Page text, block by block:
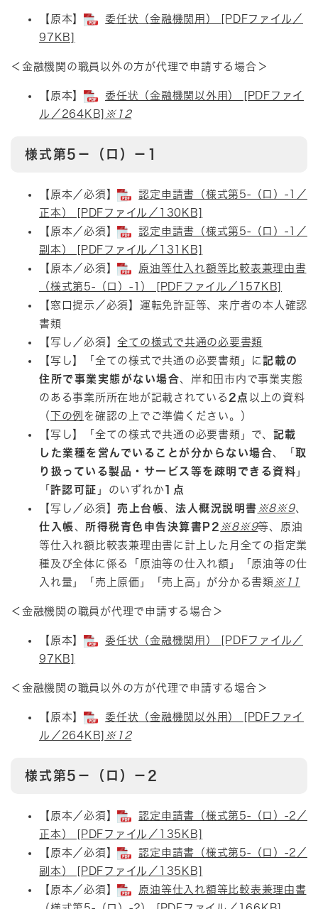
【原本】​
委任状（金融機関用） [PDFファイル／
97KB]
＜金融機関の職員以外の方が代理で申請する場合＞​
【原本】​
委任状（金融機関以外用） [PDFファイ
ル／264KB]
※12
様式第5－（ロ）－1
​【原本／必須】
認定申請書（様式第5-（ロ）-1／
正本） [PDFファイル／130KB]
【原本／必須】
認定申請書（様式第5-（ロ）-1／
副本） [PDFファイル／131KB]
【原本／必須】
原油等仕入れ額等比較表兼理由書
（様式第5-（ロ）-1） [PDFファイル／157KB]
【窓口提示／必須】運転免許証等、来庁者の本人確認
書類
【写し／必須】全ての様式で共通の必要書類
【写し】「全ての様式で共通の必要書類」に 記載の
住所で事業実態がない場合、岸和田市内で事業実態
のある事業所所在地が記載されている 2点 以上の資料
（
下の例 を確認の上でご準備ください。）
【写し】「全ての様式で共通の必要書類」で、 記載
した業種を営んでいることが分からない場合、「 取
り扱っている製品・サービス等を疎明できる資料 」
「 許認可証 」のいずれか 1点
【写し／必須】 売上台帳、 法人概況説明書 ※8 ※9、
仕入帳 、 所得税青色申告決算書P2 ※8※9等、原油
等仕入れ額比較表兼理由書に計上した月全ての指定業
種及び全体に係る「原油等の仕入れ額」「原油等の仕
入れ量」「売上原価」「売上高」が分かる書類 ※11
＜金融機関の職員が代理で申請する場合＞
【原本】​
委任状（金融機関用） [PDFファイル／
97KB]
＜金融機関の職員以外の方が代理で申請する場合＞​
【原本】​
委任状（金融機関以外用） [PDFファイ
ル／264KB]
※12
様式第5－（ロ）－2
​​【原本／必須】
認定申請書（様式第5-（ロ）-2／
正本） [PDFファイル／135KB]
【原本／必須】
認定申請書（様式第5-（ロ）-2／
副本） [PDFファイル／135KB]
【原本／必須】
原油等仕入れ額等比較表兼理由書